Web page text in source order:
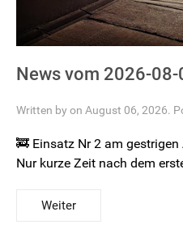
News vom 2026-08-
Written by on August 06, 2026.
🚒 Einsatz Nr 2 am
Nur kurze Zeit nach dem
Weiter